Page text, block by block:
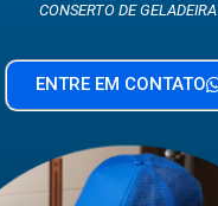
CONSERTO DE GELADEIRA
ENTRE EM CONTATO